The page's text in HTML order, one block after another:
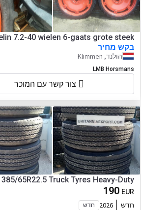
7.2-40 wielen 6-gaats grote steek
בקש מחיר
הולנד, Klimmen
LMB Horsmans
צור קשר עם המוכר
385/65R22.5 Truck Tyres Heavy-Duty
190 EUR
חדש 2026 חדש